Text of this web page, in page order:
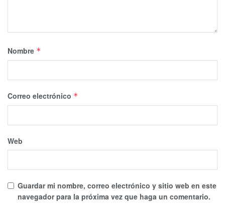
Nombre *
Correo electrónico *
Web
Guardar mi nombre, correo electrónico y sitio web en este
navegador para la próxima vez que haga un comentario.